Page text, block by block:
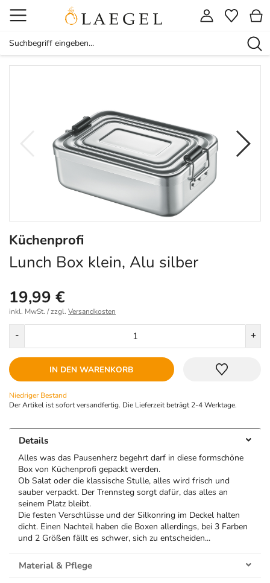
Küchenprofi
Lunch Box klein, Alu silber
19,99 €
inkl. MwSt. / zzgl. Versandkosten
- +
IN DEN WARENKORB
Niedriger Bestand
Der Artikel ist sofort versandfertig. Die Lieferzeit beträgt 2-4 Werktage.
Details
Alles was das Pausenherz begehrt darf in diese formschöne
Box von Küchenprofi gepackt werden.
Ob Salat oder die klassische Stulle, alles wird frisch und
sauber verpackt. Der Trennsteg sorgt dafür, das alles an
seinem Platz bleibt.
Die festen Verschlüsse und der Silkonring im Deckel halten
dicht. Einen Nachteil haben die Boxen allerdings, bei 3 Farben
und 2 Größen fällt es schwer, sich zu entscheiden...
Material & Pflege